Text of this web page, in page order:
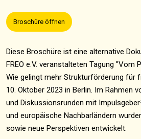
Broschüre öffnen
Diese Broschüre ist eine alternative
FREO e.V. veranstalteten Tagung "Vom
Wie gelingt mehr Strukturförderung für
10. Oktober 2023 in Berlin. Im Rahmen
und Diskussionsrunden mit
und europäische Nachbarländern
sowie neue Perspektiven entwickelt.